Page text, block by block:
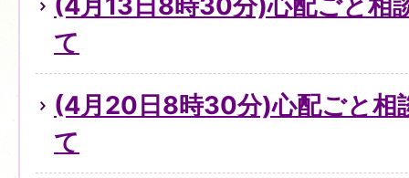
て
(4月20日8時30分)心配ごと相
て